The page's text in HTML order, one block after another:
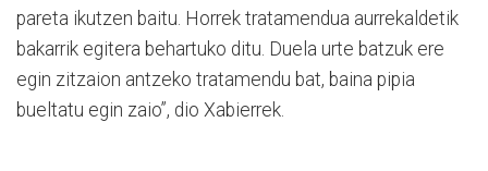
pareta ikutzen baitu. Horrek tratamendua aurrekaldetik
bakarrik egitera behartuko ditu. Duela urte batzuk ere
egin zitzaion antzeko tratamendu bat, baina pipia
bueltatu egin zaio”, dio Xabierrek.